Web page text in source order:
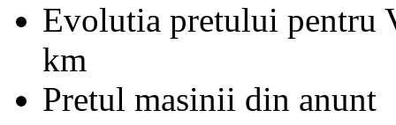
Evolutia pretului pentru
km
Pretul masinii din anunt